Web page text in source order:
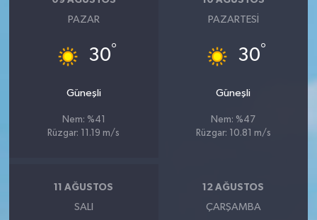
PAZAR
30°
Güneşli
Nem: %41
Rüzgar: 11.19 m/s
PAZARTESI
30°
Güneşli
Nem: %47
Rüzgar: 10.81 m/s
11 AĞUSTOS
SALI
12 AĞUSTOS
ÇARŞAMBA